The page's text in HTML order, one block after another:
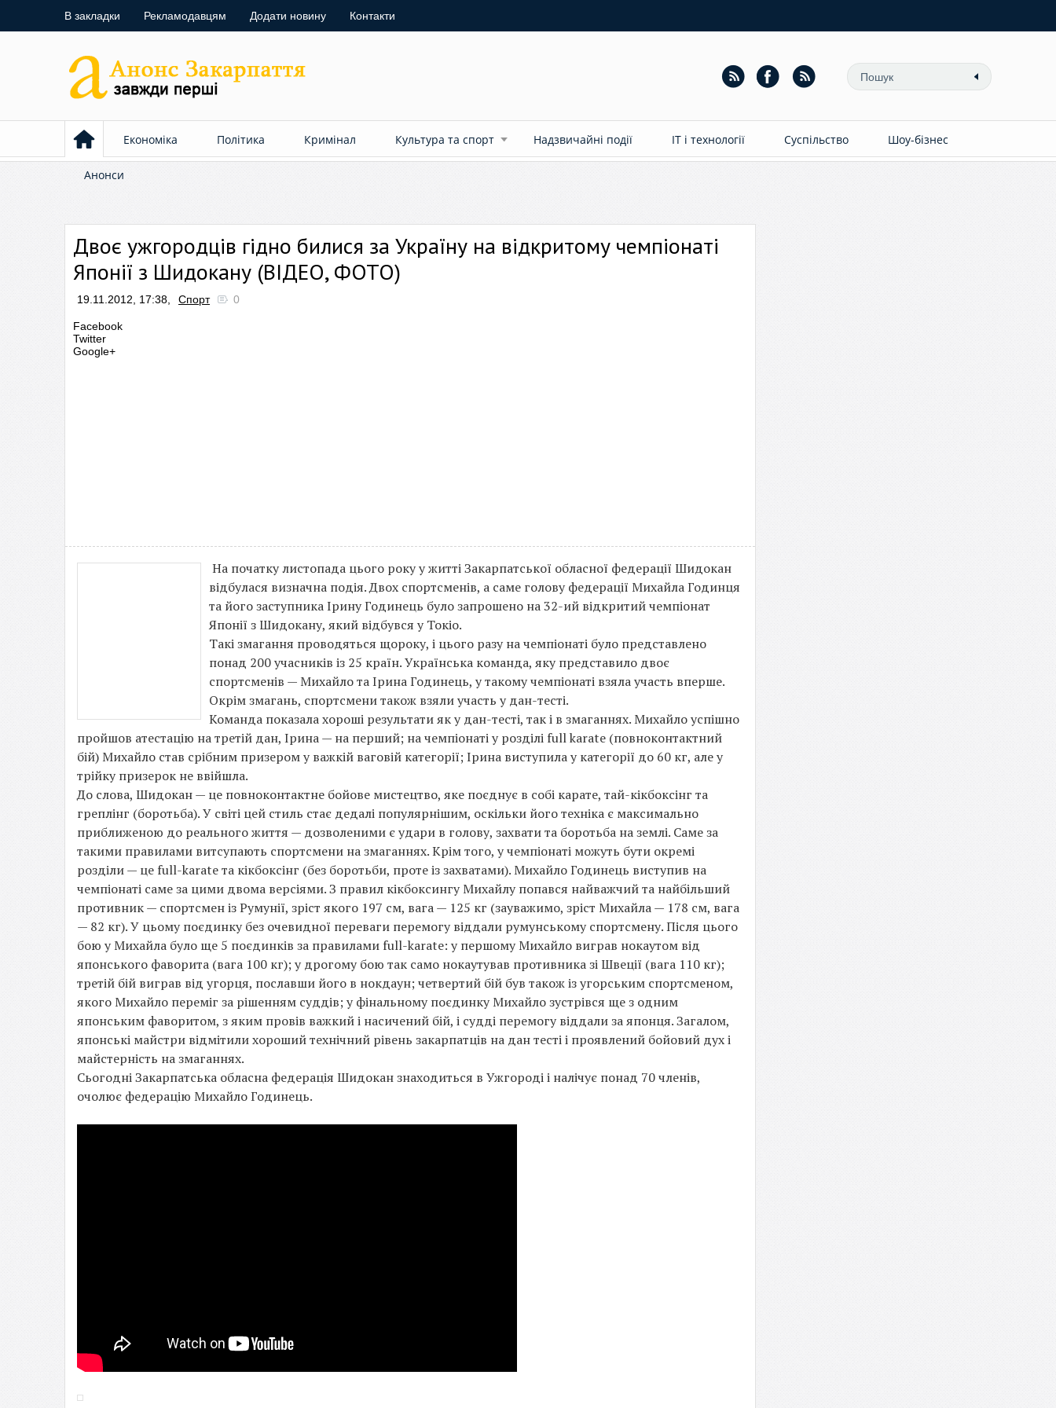
В закладки Рекламодавцям Додати новину Контакти
Економіка Політика Кримінал Культура та спорт Надзвичайні події ІТ і технології Суспільство Шоу-бізнес
Анонси
Двоє ужгородців гідно билися за Україну на відкритому чемпіонаті
Японії з Шидокану (ВІДЕО, ФОТО)
19.11.2012, 17:38, Спорт 0
Facebook
Twitter
Google+
На початку листопада цього року у житті Закарпатської обласної федерації Шидокан
відбулася визначна подія. Двох спортсменів, а саме голову федерації Михайла Годинця
та його заступника Ірину Годинець було запрошено на 32-ий відкритий чемпіонат
Японії з Шидокану, який відбувся у Токіо.
Такі змагання проводяться щороку, і цього разу на чемпіонаті було представлено
понад 200 учасників із 25 країн. Українська команда, яку представило двоє
спортсменів — Михайло та Ірина Годинець, у такому чемпіонаті взяла участь вперше.
Окрім змагань, спортсмени також взяли участь у дан-тесті.
Команда показала хороші результати як у дан-тесті, так і в змаганнях. Михайло успішно
пройшов атестацію на третій дан, Ірина — на перший; на чемпіонаті у розділі full karate (повноконтактний
бій) Михайло став срібним призером у важкій ваговій категорії; Ірина виступила у категорії до 60 кг, але у
трійку призерок не ввійшла.
До слова, Шидокан — це повноконтактне бойове мистецтво, яке поєднує в собі карате, тай-кікбоксінг та
греплінг (боротьба). У світі цей стиль стає дедалі популярнішим, оскільки його техніка є максимально
приближеною до реального життя — дозволеними є удари в голову, захвати та боротьба на землі. Саме за
такими правилами витсупають спортсмени на змаганнях. Крім того, у чемпіонаті можуть бути окремі
розділи — це full-karate та кікбоксінг (без боротьби, проте із захватами). Михайло Годинець виступив на
чемпіонаті саме за цими двома версіями. З правил кікбоксингу Михайлу попався найважчий та найбільший
противник — спортсмен із Румунії, зріст якого 197 см, вага — 125 кг (зауважимо, зріст Михайла — 178 см, вага
— 82 кг). У цьому поєдинку без очевидної переваги перемогу віддали румунському спортсмену. Після цього
бою у Михайла було ще 5 поєдинків за правилами full-karate: у першому Михайло виграв нокаутом від
японського фаворита (вага 100 кг); у дрогому бою так само нокаутував противника зі Швеції (вага 110 кг);
третій бій виграв від угорця, пославши його в нокдаун; четвертий бій був також із угорським спортсменом,
якого Михайло переміг за рішенням суддів; у фінальному поєдинку Михайло зустрівся ще з одним
японським фаворитом, з яким провів важкий і насичений бій, і судді перемогу віддали за японця. Загалом,
японські майстри відмітили хороший технічний рівень закарпатців на дан тесті і проявлений бойовий дух і
майстерність на змаганнях.
Сьогодні Закарпатська обласна федерація Шидокан знаходиться в Ужгороді і налічує понад 70 членів,
очолює федерацію Михайло Годинець.